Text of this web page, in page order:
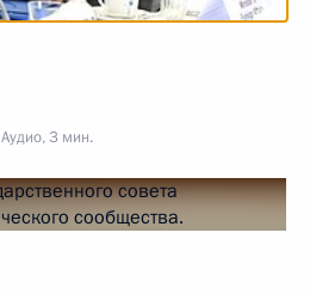
Аудио, 3 мин.